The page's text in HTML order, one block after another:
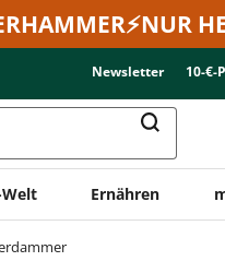
Newsletter 10-€-
Ernähren